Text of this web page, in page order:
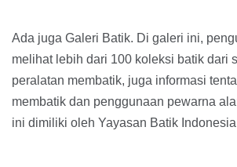
Ada juga Galeri Batik. Di galeri ini,
melihat lebih dari 100 koleksi batik dari
peralatan membatik, juga informasi
membatik dan penggunaan pewarna
ini dimiliki oleh Yayasan Batik